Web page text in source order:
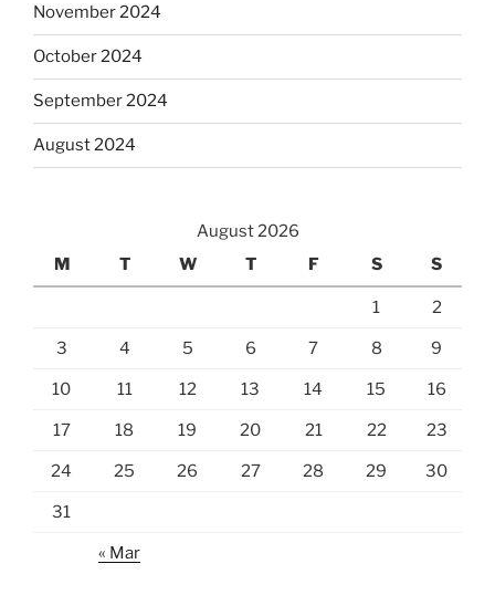
November 2024
October 2024
September 2024
August 2024
August 2026
M
T W T F S S
1 2
3 4 5 6 7 8 9
10 11 12 13 14 15 16
17 18 19 20 21 22 23
24 25 26 27 28 29 30
31
« Mar